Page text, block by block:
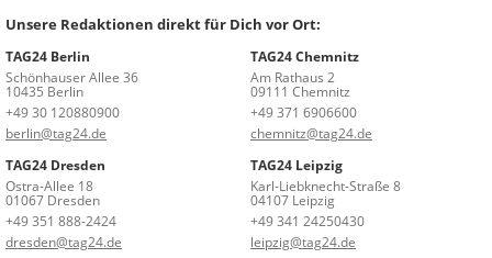
Unsere Redaktionen direkt für Dich vor Ort:
TAG24 Berlin
Schönhauser Allee 36
10435 Berlin
+49 30 120880900
berlin@tag24.de
TAG24 Chemnitz
Am Rathaus 2
09111 Chemnitz
+49 371 6906600
chemnitz@tag24.de
TAG24 Dresden
Ostra-Allee 18
01067 Dresden
+49 351 888-2424
dresden@tag24.de
TAG24 Leipzig
Karl-Liebknecht-Straße 8
04107 Leipzig
+49 341 24250430
leipzig@tag24.de